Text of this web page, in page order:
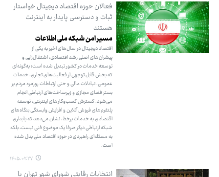
فعالان حوزه اقتصاد دیجیتال خواستار
ثبات و دسترسی پایدار به اینترنت
هستند
مسیر امن شبکه ملی اطلاعات
اقتصاد دیجیتال در سال‌های اخیر به یکی از
پیشران‌های اصلی رشد اقتصادی، اشتغال‌زایی و
توسعه خدمات در کشور تبدیل شده است؛ به‌گونه‌ای
که بخش قابل توجهی از فعالیت‌های تجاری، خدمات
عمومی، تبادلات مالی و حتی ارتباطات روزمره مردم بر
بستر فضای مجازی و زیرساخت‌های ارتباطی انجام
می‌شود. گسترش کسب‌وکارهای اینترنتی، توسعه
پلتفرم‌های فروش آنلاین و افزایش وابستگی بنگاه‌های
اقتصادی به خدمات برخط، نشان می‌دهد که پایداری
شبکه ارتباطی دیگر صرفا یک موضوع فنی نیست، بلکه
به مسئله‌ای راهبردی در حوزه اقتصاد ملی بدل شده
است.
۱۴۰۵.۰۲.۲۷